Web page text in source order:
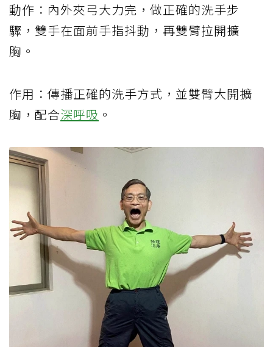
動作：內外夾弓大力完，做正確的洗手步
驟，雙手在面前手指抖動，再雙臂拉開擴
胸。
作用：傳播正確的洗手方式，並雙臂大開擴
胸，配合深呼吸 。